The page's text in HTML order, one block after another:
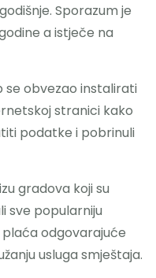
Sporazum je
a istječe na
obvezao instalirati
stranici kako
podatke i pobrinuli
gradova koji su
sve popularniju
odgovarajuće
usluga smještaja.